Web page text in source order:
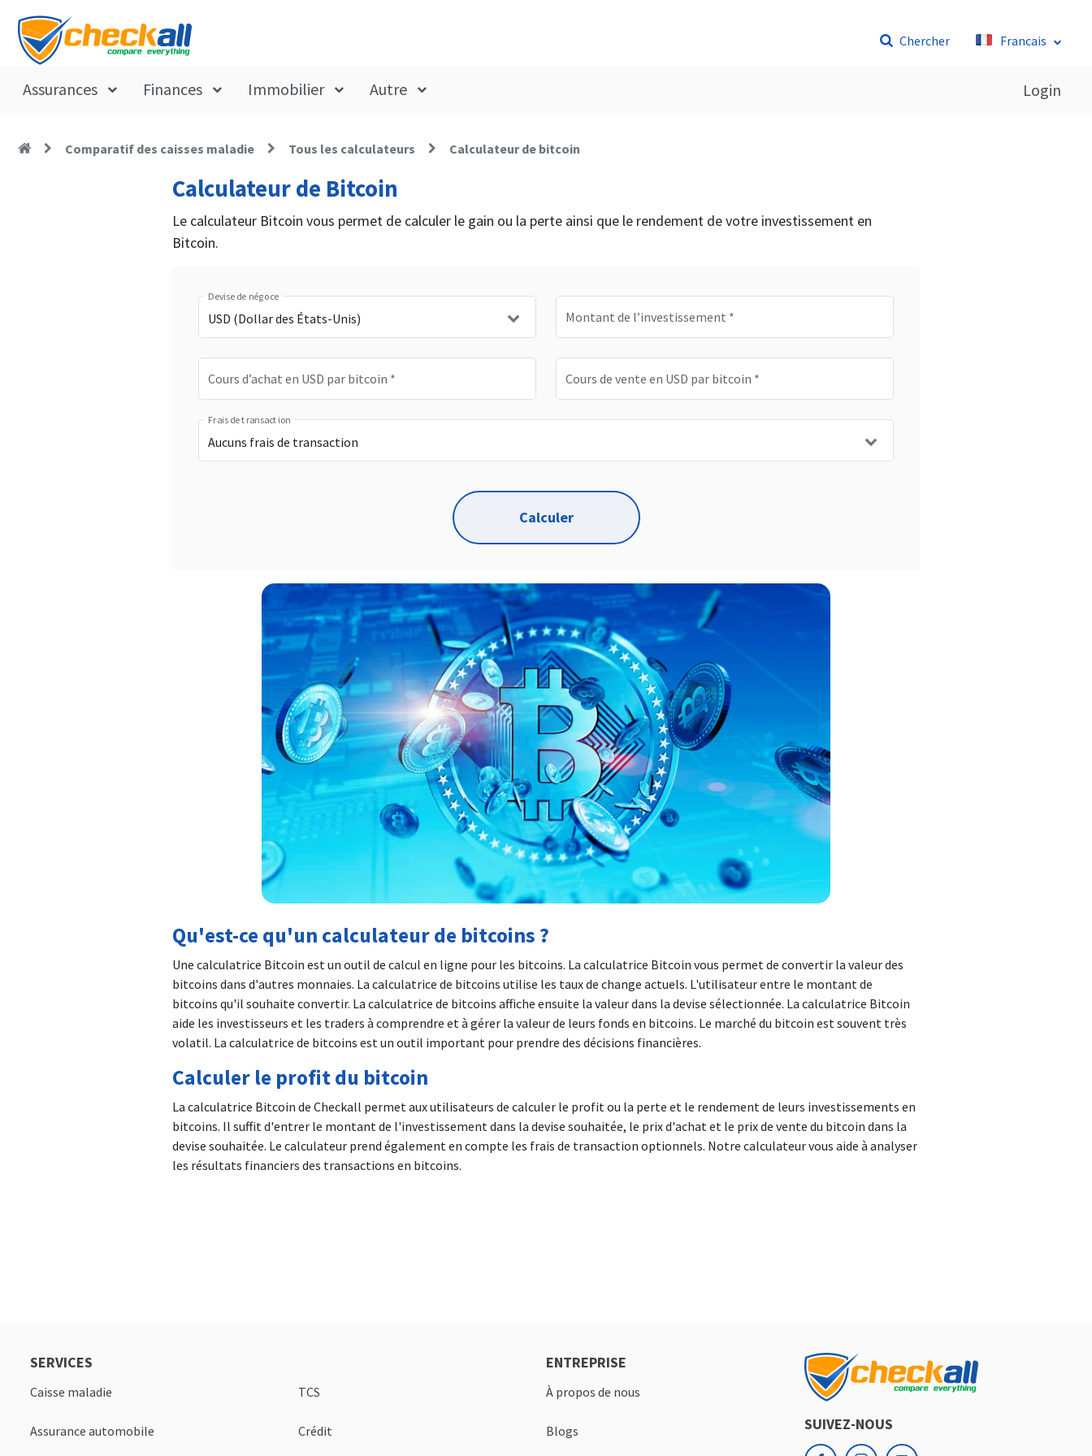
Chercher Francais
Assurances Finances Immobilier Autre Login
Comparatif des caisses maladie Tous les calculateurs Calculateur de bitcoin
Calculateur de Bitcoin
Le calculateur Bitcoin vous permet de calculer le gain ou la perte ainsi que le rendement de votre investissement en
Bitcoin.
USD (Dollar des États-Unis)
Devise de négoce
Montant de l’investissement *
Cours d’achat en USD par bitcoin * Cours de vente en USD par bitcoin *
Aucuns frais de transaction
Frais de transaction
Calculer
Qu'est-ce qu'un calculateur de bitcoins ?
Une calculatrice Bitcoin est un outil de calcul en ligne pour les bitcoins. La calculatrice Bitcoin vous permet de convertir la valeur des
bitcoins dans d'autres monnaies. La calculatrice de bitcoins utilise les taux de change actuels. L'utilisateur entre le montant de
bitcoins qu'il souhaite convertir. La calculatrice de bitcoins affiche ensuite la valeur dans la devise sélectionnée. La calculatrice Bitcoin
aide les investisseurs et les traders à comprendre et à gérer la valeur de leurs fonds en bitcoins. Le marché du bitcoin est souvent très
volatil. La calculatrice de bitcoins est un outil important pour prendre des décisions financières.
Calculer le profit du bitcoin
La calculatrice Bitcoin de Checkall permet aux utilisateurs de calculer le profit ou la perte et le rendement de leurs investissements en
bitcoins. Il suffit d'entrer le montant de l'investissement dans la devise souhaitée, le prix d'achat et le prix de vente du bitcoin dans la
devise souhaitée. Le calculateur prend également en compte les frais de transaction optionnels. Notre calculateur vous aide à analyser
les résultats financiers des transactions en bitcoins.
SERVICES
Caisse maladie
Assurance automobile
TCS
Crédit
ENTREPRISE
À propos de nous
Blogs SUIVEZ-NOUS